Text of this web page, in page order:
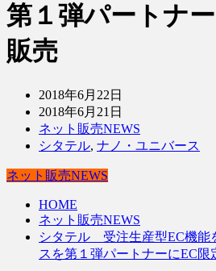
第１弾パートナ
販売
2018年6月22日
2018年6月21日
ネット販売NEWS
シタテル, ナノ・ユニバース
ネット販売NEWS
HOME
ネット販売NEWS
シタテル 受注生産型EC機能
スを第１弾パートナーにEC限